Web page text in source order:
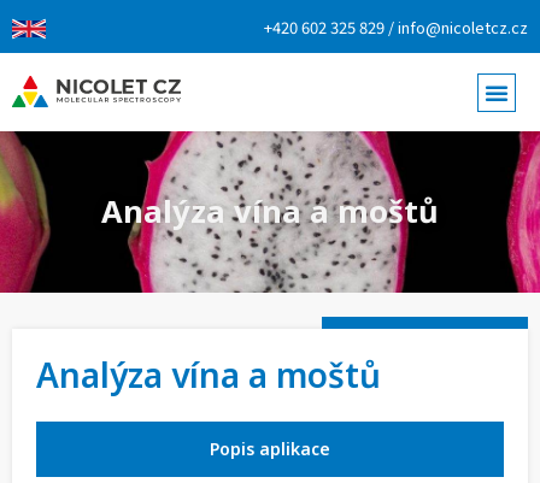
+420 602 325 829 / info@nicoletcz.cz
Analýza vína a moštů
Analýza vína a moštů
Popis aplikace